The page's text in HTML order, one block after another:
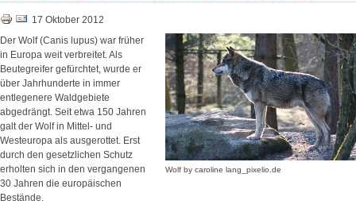
17 Oktober 2012
Wolf by caroline lang_pixelio.de
Der Wolf (Canis lupus) war früher
in Europa weit verbreitet. Als
Beutegreifer gefürchtet, wurde er
über Jahrhunderte in immer
entlegenere Waldgebiete
abgedrängt. Seit etwa 150 Jahren
galt der Wolf in Mittel- und
Westeuropa als ausgerottet. Erst
durch den gesetzlichen Schutz
erholten sich in den vergangenen
30 Jahren die europäischen
Bestände.